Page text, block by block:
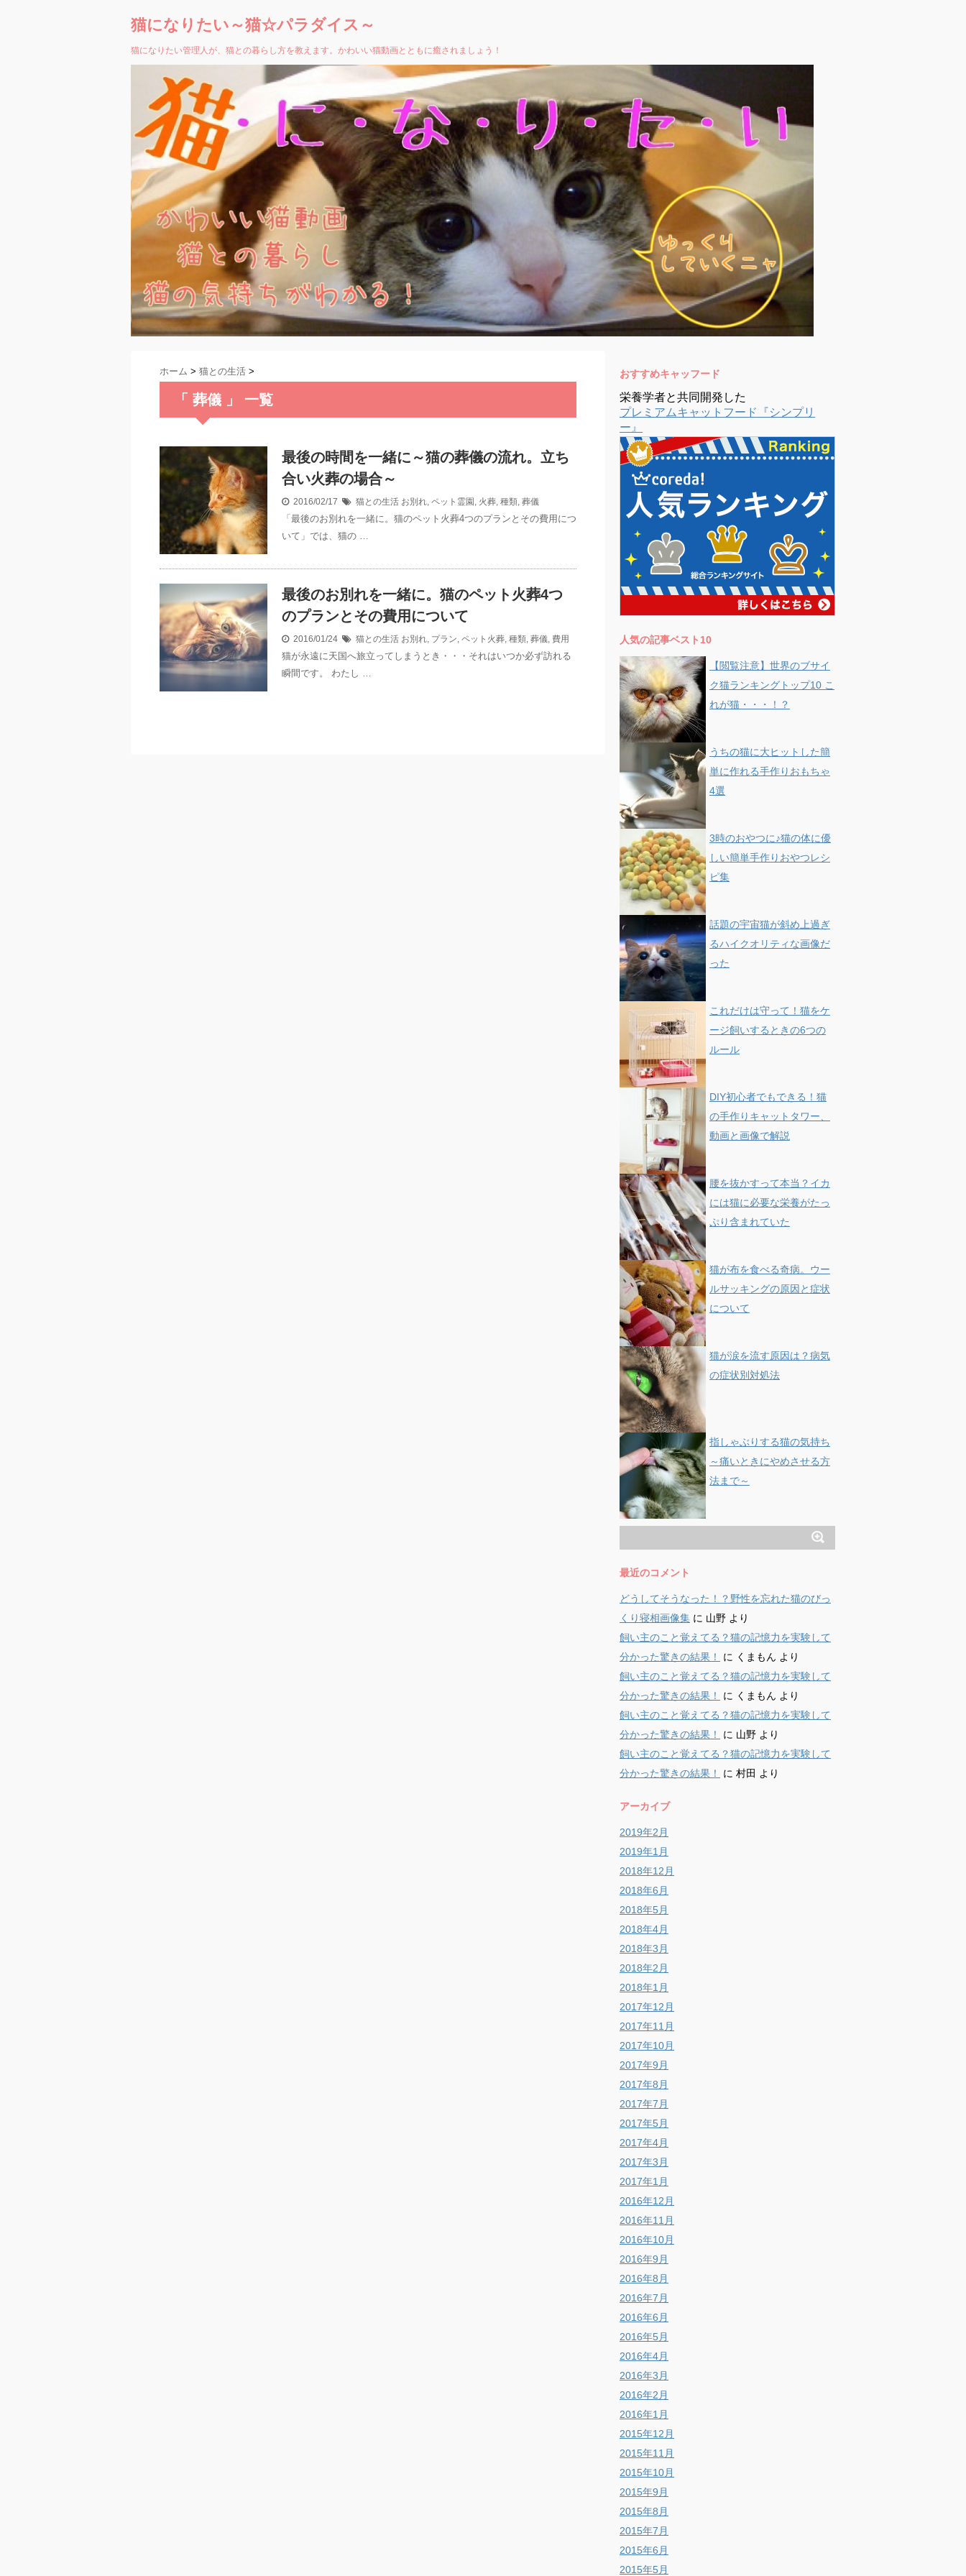
猫になりたい～猫☆パラダイス～
猫になりたい管理人が、猫との暮らし方を教えます。かわいい猫動画とともに癒されましょう！
ホーム > 猫との生活 >
「 葬儀 」 一覧
最後の時間を一緒に～猫の葬儀の流れ。立ち
合い火葬の場合～
2016/02/17 猫との生活 お別れ, ペット霊園 , 火葬, 種類, 葬儀
「最後のお別れを一緒に。猫のペット火葬4つのプランとその費用につ
いて」では、猫の …
最後のお別れを一緒に。猫のペット火葬4つ
のプランとその費用について
2016/01/24 猫との生活 お別れ, プラン, ペット火葬, 種類, 葬儀, 費用
猫が永遠に天国へ旅立ってしまうとき・・・それはいつか必ず訪れる
瞬間です。 わたし …
おすすめキャッフード
栄養学者と共同開発した
プレミアムキャットフード『シンプリ
ー』
人気の記事ベスト10
【閲覧注意】世界のブサイ
ク猫ランキングトップ10 こ
れが猫・・・！？
うちの猫に大ヒットした簡
単に作れる手作りおもちゃ
4選
3時のおやつに♪猫の体に優
しい簡単手作りおやつレシ
ピ集
話題の宇宙猫が斜め上過ぎ
るハイクオリティな画像だ
った
これだけは守って！猫をケ
ージ飼いするときの6つの
ルール
DIY初心者でもできる！猫
の手作りキャットタワー、
動画と画像で解説
腰を抜かすって本当？イカ
には猫に必要な栄養がたっ
ぷり含まれていた
猫が布を食べる奇病。ウー
ルサッキングの原因と症状
について
猫が涙を流す原因は？病気
の症状別対処法
指しゃぶりする猫の気持ち
～痛いときにやめさせる方
法まで～
最近のコメント
どうしてそうなった！？野性を忘れた猫のびっ
くり寝相画像集 に 山野 より
飼い主のこと覚えてる？猫の記憶力を実験して
分かった驚きの結果！
に くまもん より
飼い主のこと覚えてる？猫の記憶力を実験して
分かった驚きの結果！
に くまもん より
飼い主のこと覚えてる？猫の記憶力を実験して
分かった驚きの結果！
に 山野 より
飼い主のこと覚えてる？猫の記憶力を実験して
分かった驚きの結果！
に 村田 より
アーカイブ
2019年2月
2019年1月
2018年12月
2018年6月
2018年5月
2018年4月
2018年3月
2018年2月
2018年1月
2017年12月
2017年11月
2017年10月
2017年9月
2017年8月
2017年7月
2017年5月
2017年4月
2017年3月
2017年1月
2016年12月
2016年11月
2016年10月
2016年9月
2016年8月
2016年7月
2016年6月
2016年5月
2016年4月
2016年3月
2016年2月
2016年1月
2015年12月
2015年11月
2015年10月
2015年9月
2015年8月
2015年7月
2015年6月
2015年5月